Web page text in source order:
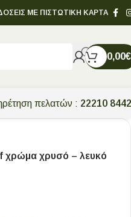
ΜΕ ΠΙΣΤΩΤΙΚΗ ΚΑΡΤΑ
0,00€
πελατών : 22210
χρώμα χρυσό – λευκό